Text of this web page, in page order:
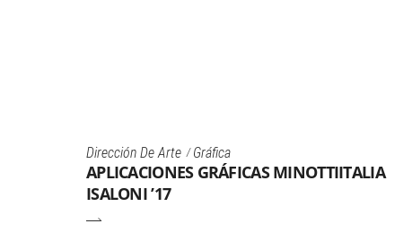
Dirección De Arte Gráfica
APLICACIONES GRÁFICAS MINOTTIITALIA
ISALONI ’17